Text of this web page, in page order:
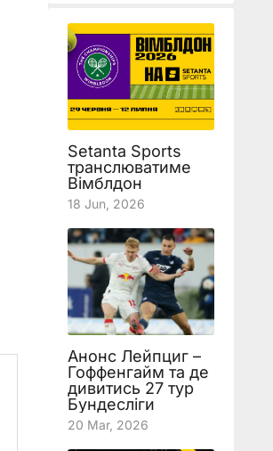
Setanta Sports
транслюватиме
Вімблдон
18 Jun, 2026
Анонс Лейпциг –
Гоффенгайм та де
дивитись 27 тур
Бундесліги
20 Mar, 2026